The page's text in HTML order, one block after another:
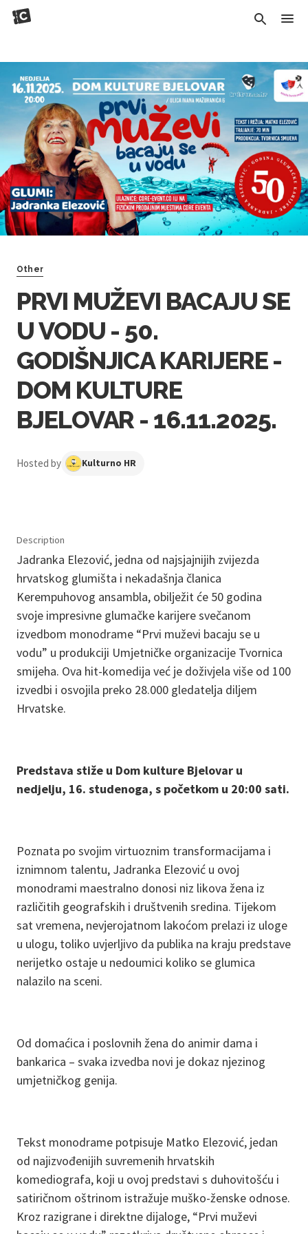
Other
PRVI MUŽEVI BACAJU SE
U VODU - 50.
GODIŠNJICA KARIJERE -
DOM KULTURE
BJELOVAR - 16.11.2025.
Hosted by Kulturno HR
Description
Jadranka Elezović, jedna od najsjajnijih zvijezda
hrvatskog glumišta i nekadašnja članica
Kerempuhovog ansambla, obilježit će 50 godina
svoje impresivne glumačke karijere svečanom
izvedbom monodrame “Prvi muževi bacaju se u
vodu” u produkciji Umjetničke organizacije Tvornica
smijeha. Ova hit-komedija već je doživjela više od 100
izvedbi i osvojila preko 28.000 gledatelja diljem
Hrvatske.
Predstava stiže u Dom kulture Bjelovar u
nedjelju, 16. studenoga, s početkom u 20:00 sati.
Poznata po svojim virtuoznim transformacijama i
iznimnom talentu, Jadranka Elezović u ovoj
monodrami maestralno donosi niz likova žena iz
različitih geografskih i društvenih sredina. Tijekom
sat vremena, nevjerojatnom lakoćom prelazi iz uloge
u ulogu, toliko uvjerljivo da publika na kraju predstave
nerijetko ostaje u nedoumici koliko se glumica
nalazilo na sceni.
Od domaćica i poslovnih žena do animir dama i
bankarica – svaka izvedba novi je dokaz njezinog
umjetničkog genija.
Tekst monodrame potpisuje Matko Elezović, jedan
od najizvođenijih suvremenih hrvatskih
komediografa, koji u ovoj predstavi s duhovitošću i
satiričnom oštrinom istražuje muško-ženske odnose.
Kroz razigrane i direktne dijaloge, “Prvi muževi